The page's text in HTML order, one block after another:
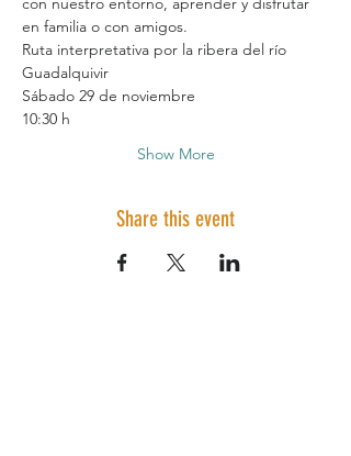
en familia o con amigos.
Ruta interpretativa por la ribera del río
Guadalquivir
Sábado 29 de noviembre
10:30 h
Show More
Share this event